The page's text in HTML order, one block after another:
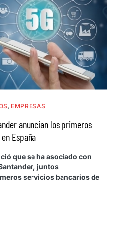
EMPRESAS
anuncian los primeros
España
que se ha asociado con
juntos
servicios bancarios de